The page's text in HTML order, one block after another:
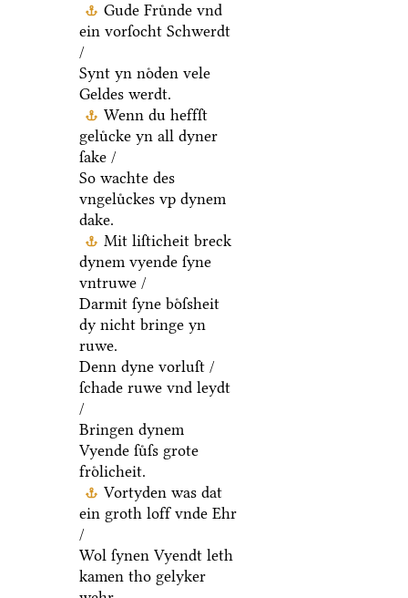
Gude Fruͤnde vnd
ein vorſocht Schwerdt
/
Synt yn noͤden vele
Geldes werdt.
Wenn du heffſt
geluͤcke yn all dyner
ſake /
So wachte des
vngeluͤckes vp dynem
dake.
Mit liſticheit breck
dynem vyende ſyne
vntruwe /
Darmit ſyne boͤſsheit
dy nicht bringe yn
ruwe.
Denn dyne vorluſt /
ſchade ruwe vnd leydt
/
Bringen dynem
Vyende ſuͤſs grote
froͤlicheit.
Vortyden was dat
ein groth loff vnde Ehr
/
Wol ſynen Vyendt leth
kamen tho gelyker